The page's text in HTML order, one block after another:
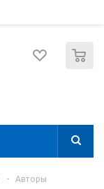
- Авторы